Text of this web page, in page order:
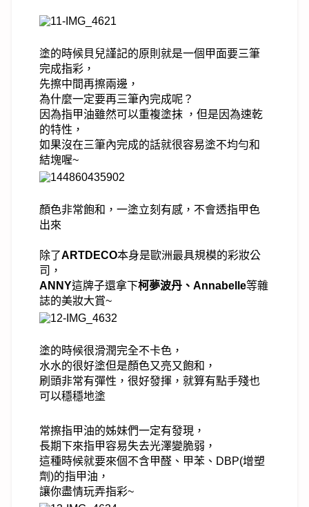
塗的時候貝兒謹記的原則就是一個甲面要三筆
完成指彩，
先擦中間再擦兩邊，
為什麼一定要再三筆內完成呢？
因為指甲油雖然可以重複塗抹 ，但是因為速乾
的特性，
如果沒在三筆內完成的話就很容易塗不均勻和
結塊喔~
顏色非常飽和，一塗立刻有感，不會透指甲色
出來
除了ARTDECO本身是歐洲最具規模的彩妝公
司，
ANNY這牌子還拿下柯夢波丹、Annabelle等雜
誌的美妝大賞~
塗的時候很滑潤完全不卡色，
水水的很好塗但是顏色又亮又飽和，
刷頭非常有彈性，很好發揮，就算有點手殘也
可以穩穩地塗
常擦指甲油的姊妹們一定有發現，
長期下來指甲容易失去光澤變脆弱，
這種時候就要來個不含甲醛、甲苯、DBP(增塑
劑)的指甲油，
讓你盡情玩弄指彩~